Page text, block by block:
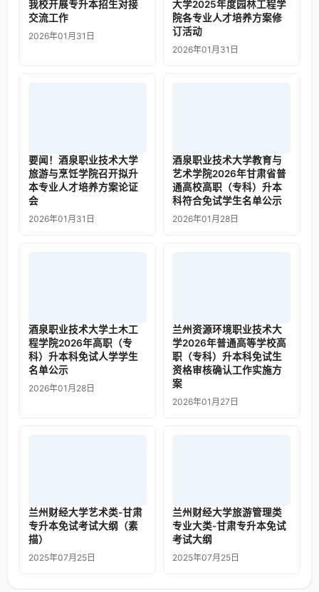
我校开展专升本招生对接
交流工作
2026年01月31日
大学2025年度园林工程学
院各专业人才培养方案修
订活动
2026年01月31日
要闻！酒泉职业技术大学
旅游与烹饪学院召开拟升
本专业人才培养方案论证
会
2026年01月31日
酒泉职业技术大学教育与
艺术学院2026年甘肃省普
通高校高职（专科）升本
科符合免试学生名单公示
2026年01月28日
酒泉职业技术大学土木工
程学院2026年高职（专
科）升本科免试人学学生
名单公示
2026年01月28日
兰州资源环境职业技术大
学2026年普通高等学校高
职（专科）升本科免试生
资格审核确认工作实施方
案
2026年01月27日
兰州财经大学艺术类-甘肃
专升本免试考试大纲（素
描）
2025年07月25日
兰州财经大学旅游管理类
专业大类-甘肃专升本免试
考试大纲
2025年07月25日